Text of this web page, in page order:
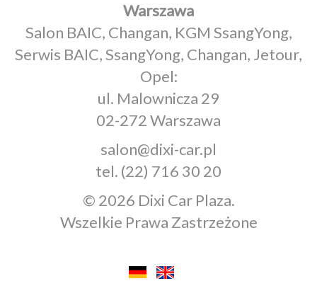
Warszawa
Salon BAIC, Changan, KGM SsangYong,
Serwis BAIC, SsangYong, Changan, Jetour,
Opel:
ul. Malownicza 29
02-272 Warszawa
salon@dixi-car.pl
tel. (22) 716 30 20
© 2026 Dixi Car Plaza.
Wszelkie Prawa Zastrzeżone